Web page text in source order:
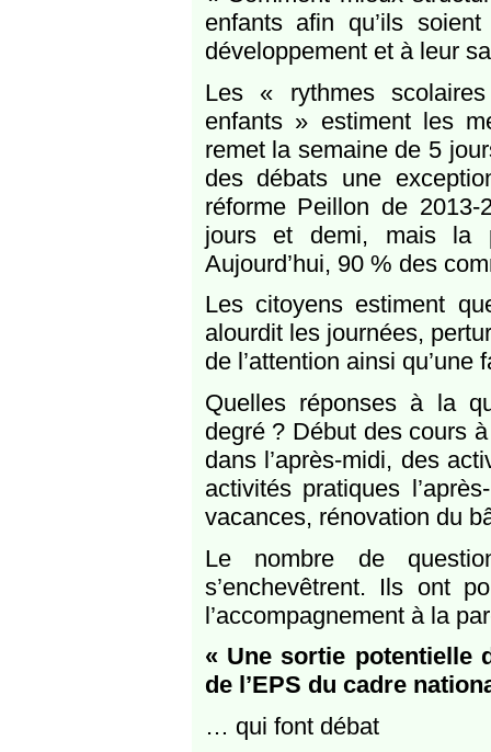
enfants afin qu’ils
développement et à leur
Les « rythmes
enfants » estiment les
remet la semaine de 5
des débats une
réforme Peillon de
jours et demi, mais la
Aujourd’hui, 90 % des
Les citoyens estiment
alourdit les journées,
de l’attention ainsi
Quelles réponses à la
degré ? Début des cours
dans l’après-midi, des
activités pratiques
vacances, rénovation du
Le nombre de
s’enchevêtrent. Ils ont
l’accompagnement à la
« Une sortie potentielle
de l’EPS du cadre
… qui font débat